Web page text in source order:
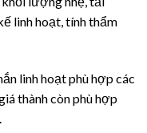
linh hoạt, tính thẩm
linh hoạt phù hợp các
thành còn phù hợp